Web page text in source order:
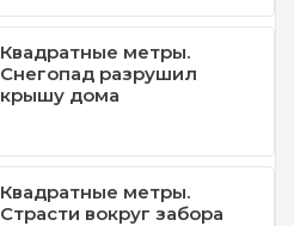
Квадратные метры.
Снегопад разрушил
крышу дома
Квадратные метры.
Страсти вокруг забора